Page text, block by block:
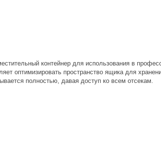
контейнер для использования в
оптимизировать пространство ящика для
полностью, давая доступ ко всем отсекам.